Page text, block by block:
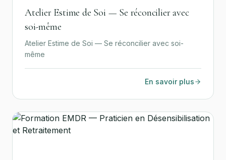
Atelier Estime de Soi — Se réconcilier avec
soi-même
Atelier Estime de Soi — Se réconcilier avec soi-
même
En savoir plus